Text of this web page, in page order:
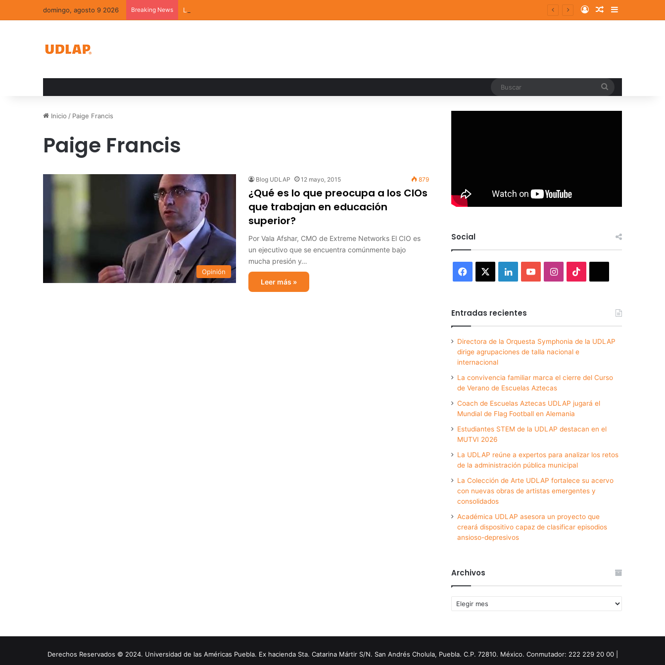
domingo, agosto 9 2026 Breaking News La convivencia familiar marca el cierre del Curso de Verano de Escuelas Aztecas Log InRandom Article
Sidebar
Inicio / Paige Francis
Paige Francis
Opinión
Blog UDLAP 12 mayo, 2015 879
¿Qué es lo que preocupa a los CIOs
que trabajan en educación
superior?
Por Vala Afshar, CMO de Extreme Networks El CIO es
un ejecutivo que se encuentra comúnmente bajo
mucha presión y…
Leer más »
Social
Facebook LinkedInYouTubeInstagram
Entradas recientes
Directora de la Orquesta Symphonia de la UDLAP
dirige agrupaciones de talla nacional e
internacional
La convivencia familiar marca el cierre del Curso
de Verano de Escuelas Aztecas
Coach de Escuelas Aztecas UDLAP jugará el
Mundial de Flag Football en Alemania
Estudiantes STEM de la UDLAP destacan en el
MUTVI 2026
La UDLAP reúne a expertos para analizar los retos
de la administración pública municipal
La Colección de Arte UDLAP fortalece su acervo
con nuevas obras de artistas emergentes y
consolidados
Académica UDLAP asesora un proyecto que
creará dispositivo capaz de clasificar episodios
ansioso-depresivos
Archivos
Archivos
Derechos Reservados © 2024. Universidad de las Américas Puebla. Ex hacienda Sta. Catarina Mártir S/N. San Andrés Cholula, Puebla. C.P. 72810. México. Conmutador: 222 229 20 00 |